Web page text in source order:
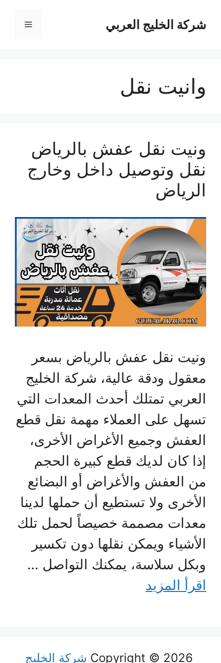
المحتوىشركة الخليج العربي القائمة
وانيت نقل
ونيت نقل عفش بالرياض
نقل وتوصيل داخل وخارج
الرياض
ونيت نقل عفش بالرياض بسعر
معقول ودقة عالية، شركة الخليج
العربي تمتلك أحدث المعدات التي
تسهل على العملاء مهمة نقل قطع
العفش وجميع الأغراض الأخرى،
إذا كان لديك قطع كبيرة الحجم
من العفش والأغراض أو البضائع
الأخرى ولا تستطيع أن حملها لدينا
معدات مصممة خصيصاً لحمل تلك
الأشياء ويمكن نقلها دون تكسير
وبكل سلاسة، يمكنك التواصل …
اقرأ المزيد
شركة الخليج